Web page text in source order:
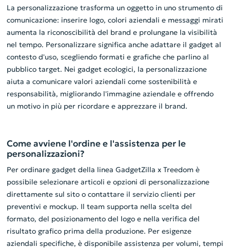
La personalizzazione trasforma un oggetto in uno strumento di
comunicazione: inserire logo, colori aziendali e messaggi mirati
aumenta la riconoscibilità del brand e prolungane la visibilità
nel tempo. Personalizzare significa anche adattare il gadget al
contesto d'uso, scegliendo formati e grafiche che parlino al
pubblico target. Nei gadget ecologici, la personalizzazione
aiuta a comunicare valori aziendali come sostenibilità e
responsabilità, migliorando l'immagine aziendale e offrendo
un motivo in più per ricordare e apprezzare il brand.
Come avviene l'ordine e l'assistenza per le
personalizzazioni?
Per ordinare gadget della linea GadgetZilla x Treedom è
possibile selezionare articoli e opzioni di personalizzazione
direttamente sul sito o contattare il servizio clienti per
preventivi e mockup. Il team supporta nella scelta del
formato, del posizionamento del logo e nella verifica del
risultato grafico prima della produzione. Per esigenze
aziendali specifiche, è disponibile assistenza per volumi, tempi